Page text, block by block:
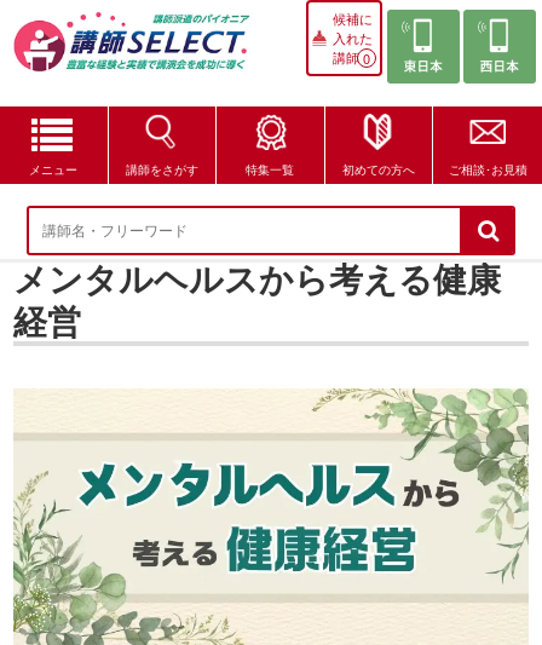
候補に
入れた
講師0
メニュー 講師をさがす 特集一覧 初めての方へ ご相談･お見積
講師をさがす
特集一覧
講師セレクトが選ばれる理由
ブログ・コラム
はじめての方へ
ご相談・お見積
メンタルヘルスから考える健康
経営